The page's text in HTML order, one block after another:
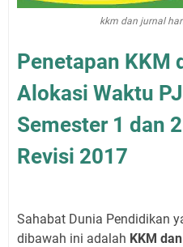
kkm dan jurnal
Penetapan KKM
Alokasi Waktu
Semester 1 dan
Revisi 2017
Sahabat Dunia Pendidikan
dibawah ini adalah KKM